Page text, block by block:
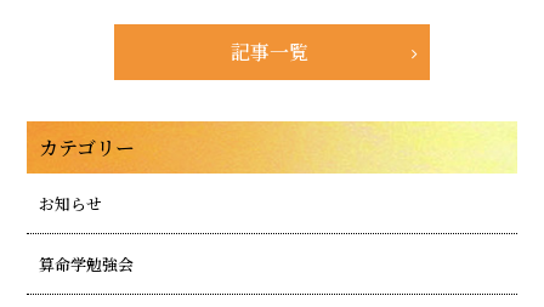
記事一覧
カテゴリー
お知らせ
算命学勉強会